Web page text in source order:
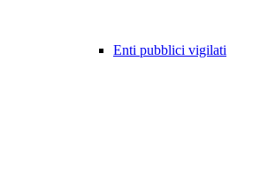
Enti pubblici vigilati